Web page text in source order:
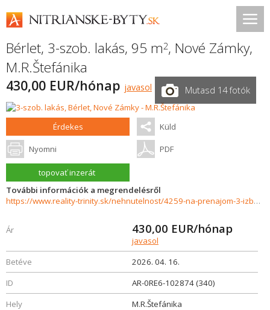
Bérlet, 3-szob. lakás, 95 m2, Nové Zámky,
M.R.Štefánika
430,00 EUR/hónap javasol Mutasd 14 fotók
Érdekes Küld
Nyomni PDF
topovať inzerát
További információk a megrendelésről
https://www.reality-trinity.sk/nehnutelnost/4259-na-prenajom-3-izbovy-byt-v-sirsom-centre-mesta-nove-zamky
Ár 430,00 EUR/hónap
javasol
Betéve
2026. 04. 16.
ID
AR-0RE6-102874 (340)
Hely
M.R.Štefánika